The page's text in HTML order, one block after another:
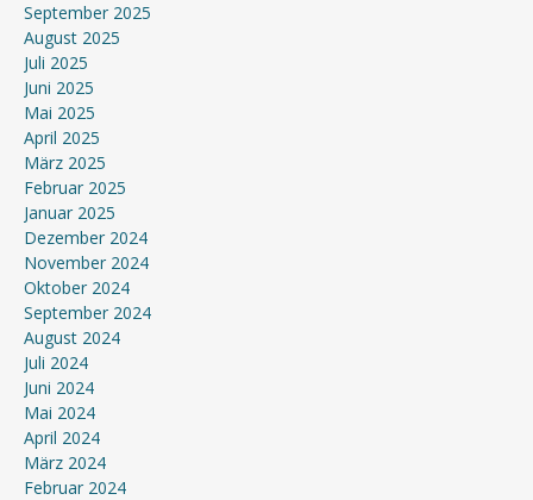
September 2025
August 2025
Juli 2025
Juni 2025
Mai 2025
April 2025
März 2025
Februar 2025
Januar 2025
Dezember 2024
November 2024
Oktober 2024
September 2024
August 2024
Juli 2024
Juni 2024
Mai 2024
April 2024
März 2024
Februar 2024